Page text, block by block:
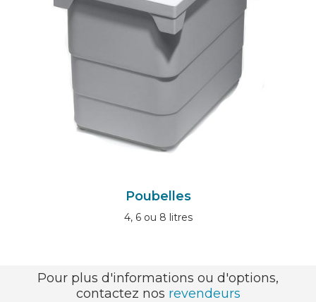
Poubelles
4, 6 ou 8 litres
Pour plus d'informations ou d'options,
contactez nos revendeurs